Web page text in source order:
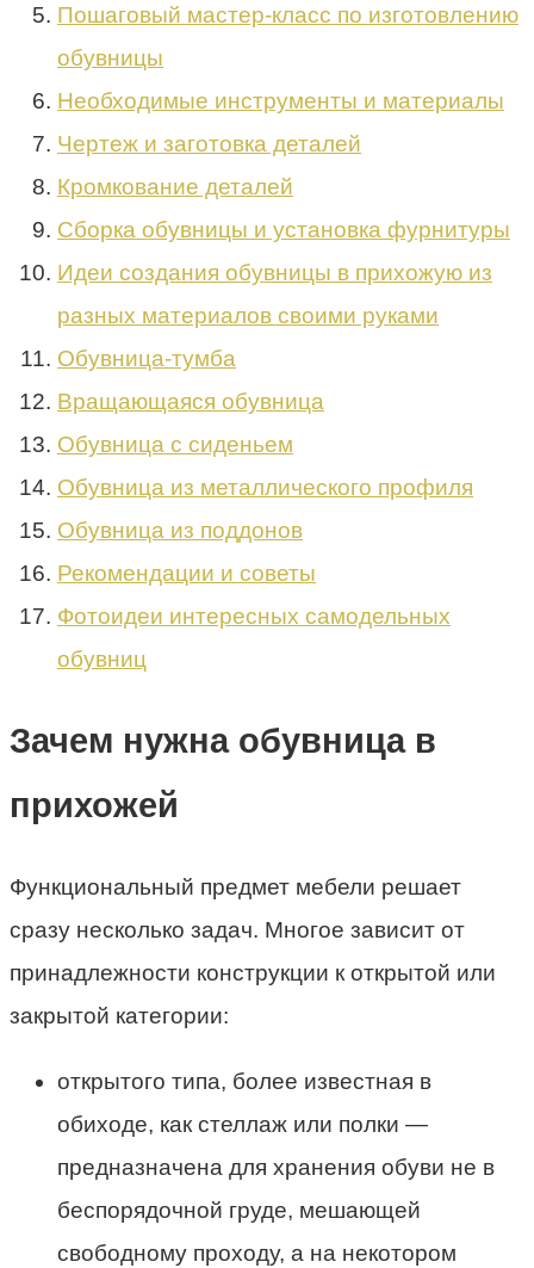
Пошаговый мастер-класс по изготовлению
обувницы
Необходимые инструменты и материалы
Чертеж и заготовка деталей
Кромкование деталей
Сборка обувницы и установка фурнитуры
Идеи создания обувницы в прихожую из
разных материалов своими руками
Обувница-тумба
Вращающаяся обувница
Обувница с сиденьем
Обувница из металлического профиля
Обувница из поддонов
Рекомендации и советы
Фотоидеи интересных самодельных
обувниц
Зачем нужна обувница в
прихожей
Функциональный предмет мебели решает
сразу несколько задач. Многое зависит от
принадлежности конструкции к открытой или
закрытой категории:
открытого типа, более известная в
обиходе, как стеллаж или полки —
предназначена для хранения обуви не в
беспорядочной груде, мешающей
свободному проходу, а на некотором